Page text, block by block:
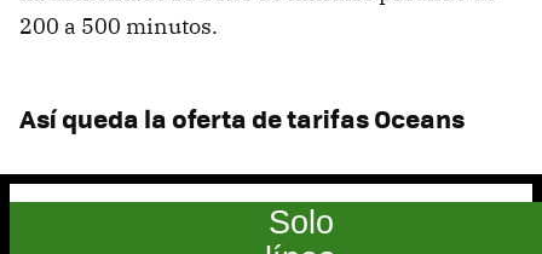
200 a 500 minutos.
Así queda la oferta de tarifas Oceans